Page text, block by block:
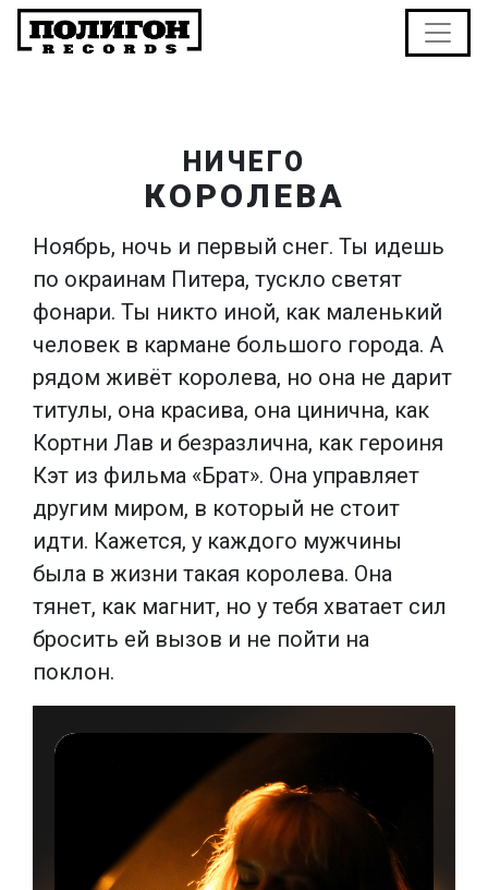
НИЧЕГО
КОРОЛЕВА
Ноябрь, ночь и первый снег. Ты идешь
по окраинам Питера, тускло светят
фонари. Ты никто иной, как маленький
человек в кармане большого города. А
рядом живёт королева, но она не дарит
титулы, она красива, она цинична, как
Кортни Лав и безразлична, как героиня
Кэт из фильма «Брат». Она управляет
другим миром, в который не стоит
идти. Кажется, у каждого мужчины
была в жизни такая королева. Она
тянет, как магнит, но у тебя хватает сил
бросить ей вызов и не пойти на
поклон.